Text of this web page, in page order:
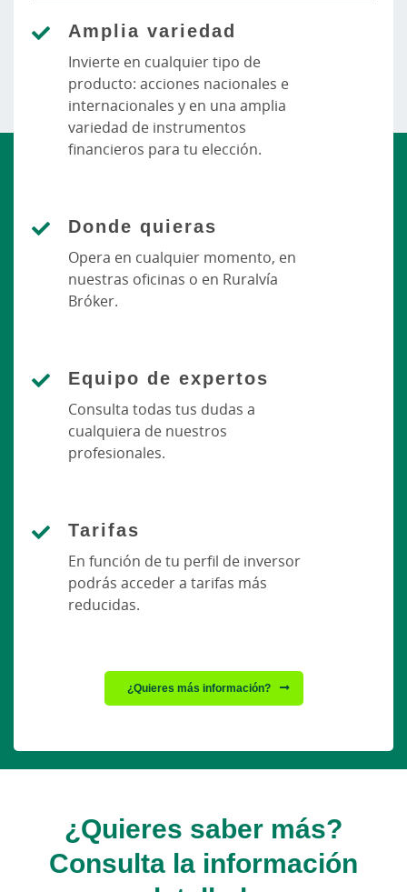
Amplia variedad
Invierte en cualquier tipo de
producto: acciones nacionales e
internacionales y en una amplia
variedad de instrumentos
financieros para tu elección.
Donde quieras
Opera en cualquier momento, en
nuestras oficinas o en Ruralvía
Bróker.
Equipo de expertos
Consulta todas tus dudas a
cualquiera de nuestros
profesionales.
Tarifas
En función de tu perfil de inversor
podrás acceder a tarifas más
reducidas.
¿Quieres más información?
¿Quieres saber más?
Consulta la información